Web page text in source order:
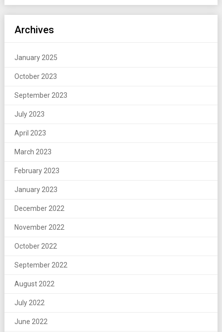
Archives
January 2025
October 2023
September 2023
July 2023
April 2023
March 2023
February 2023
January 2023
December 2022
November 2022
October 2022
September 2022
August 2022
July 2022
June 2022